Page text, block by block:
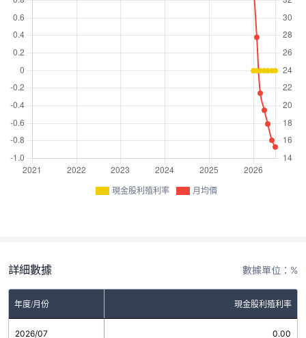
現金股利殖利率 月均價
詳細數據 數據單位：%
年度/月份 現金股利殖利率
2026/07 0.00